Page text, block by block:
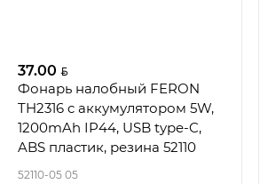
37.00
Фонарь налобный FERON
TH2316 c аккумулятором 5W,
1200mAh IP44, USB type-C,
ABS пластик, резина 52110
52110-05 05